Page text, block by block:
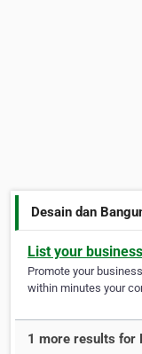
Desain dan
List your
Promote your
within minutes your
1 more results for